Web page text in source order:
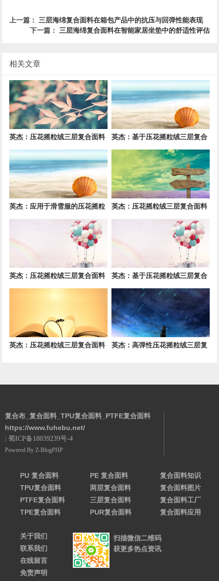
上一篇： 三层海绵复合面料在箱包产品中的抗压与回弹性能表现
下一篇： 三层海绵复合面料在智能家居坐垫中的舒适性评估
相关文章
英杰：压花摇粒绒三层复合面料
在冬季户外服装中的保暖性能优
化研究
英杰：基于压花摇粒绒三层复合
面料的高透气防风运动服饰开发
英杰：应用于滑雪服的压花摇粒
绒三层复合面料抗撕裂与耐磨性
英杰：压花摇粒绒三层复合面料
在户外风衣和夹克中的应用与性
英杰：压花摇粒绒三层复合面料
英杰：基于压花摇粒绒三层复合
结构的功能性家居纺织品开发与
应用
英杰：压花摇粒绒三层复合面料
英杰：高弹性压花摇粒绒三层复
复合布_复合面料_TPU复合面料_PTFE复合面料
https://www.fuhebu.net/
蜀ICP备18039239号-4
Powered By Z-BlogPHP
PU 复合面料
TPU复合面料
PTFE复合面料
TPE复合面料
PE 复合面料
两层复合面料
三层复合面料
PUR复合面料
复合面料知识
复合面料图片
复合面料工厂
复合面料应用
关于我们
联系我们
在线留言
免责声明
扫描微信二维码
获更多热点资讯